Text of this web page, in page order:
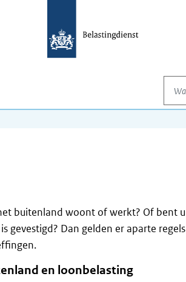
buitenland woont of werkt? Of bent
gevestigd? Dan gelden er aparte
en loonbelasting